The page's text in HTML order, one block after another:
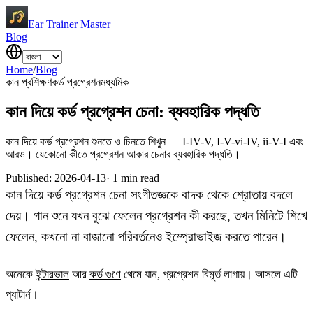
Ear Trainer Master
Blog
Home/Blog
কান প্রশিক্ষণকর্ড প্রগ্রেশনমধ্যমিক
কান দিয়ে কর্ড প্রগ্রেশন চেনা: ব্যবহারিক পদ্ধতি
কান দিয়ে কর্ড প্রগ্রেশন শুনতে ও চিনতে শিখুন — I-IV-V, I-V-vi-IV, ii-V-I এবং
আরও। যেকোনো কীতে প্রগ্রেশন আকার চেনার ব্যবহারিক পদ্ধতি।
Published: 2026-04-13· 1 min read
কান দিয়ে কর্ড প্রগ্রেশন চেনা সংগীতজ্ঞকে বাদক থেকে শ্রোতায় বদলে
দেয়। গান শুনে যখন বুঝে ফেলেন প্রগ্রেশন কী করছে, তখন মিনিটে শিখে
ফেলেন, কখনো না বাজানো পরিবর্তনেও ইম্প্রোভাইজ করতে পারেন।
অনেকেইন্টারভাল আর কর্ড গুণে থেমে যান, প্রগ্রেশন বিমূর্ত লাগায়। আসলে এটি
প্যাটার্ন।